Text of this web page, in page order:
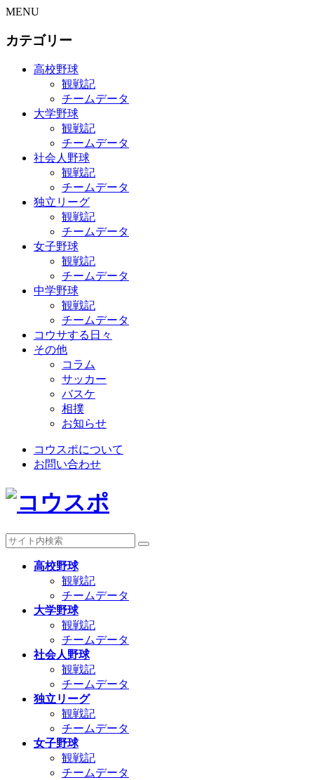
MENU
カテゴリー
高校野球
観戦記
チームデータ
大学野球
観戦記
チームデータ
社会人野球
観戦記
チームデータ
独立リーグ
観戦記
チームデータ
女子野球
観戦記
チームデータ
中学野球
観戦記
チームデータ
コウサする日々
その他
コラム
サッカー
バスケ
相撲
お知らせ
コウスポについて
お問い合わせ
高校野球
観戦記
チームデータ
大学野球
観戦記
チームデータ
社会人野球
観戦記
チームデータ
独立リーグ
観戦記
チームデータ
女子野球
観戦記
チームデータ